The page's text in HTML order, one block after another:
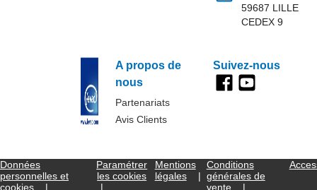
A propos de
nous
Partenariats
Avis Clients
59687 LILLE
CEDEX 9
Suivez-nous
Données
personnelles et
cookies
Paramétrer
les cookies
Mentions
légales
Conditions
générales de
vente